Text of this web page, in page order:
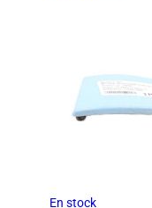
En stock